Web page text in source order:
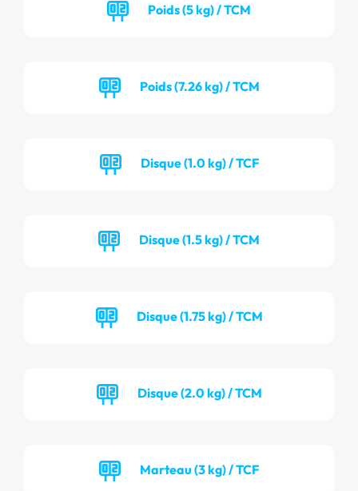
Poids (5 kg) / TCM
Poids (7.26 kg) / TCM
Disque (1.0 kg) / TCF
Disque (1.5 kg) / TCM
Disque (1.75 kg) / TCM
Disque (2.0 kg) / TCM
Marteau (3 kg) / TCF